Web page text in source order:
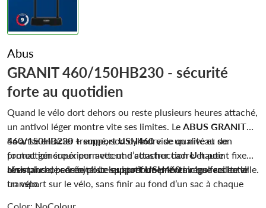
Abus
GRANIT 460/150HB230 - sécurité
forte au quotidien
Quand le vélo dort dehors ou reste plusieurs heures attaché,
un antivol léger montre vite ses limites. LeABUS GRANIT™
460/150HB230 + support USH460vise un niveau de
protection supérieur avec une constructionU haute
résistance, pensée pour les stationnements réguliers en ville.
Sa anse en acier trempé, son cylindre de qualité et son
format généreux permettent d’attacher cadre et point fixe
avec plus de sérénité. Lesupport USH460inclus facilite le
transport sur le vélo, sans finir au fond d’un sac à chaque
Un vrai choix de cycliste qui préfère prévenir que racheter
un vélo.